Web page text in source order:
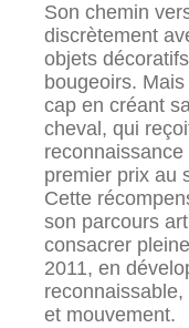
Son chemin
discrètement
objets
bougeoirs. Mais
cap en créant
cheval, qui
premier prix au
Cette
son parcours
consacrer
2011, en
et mouvement.